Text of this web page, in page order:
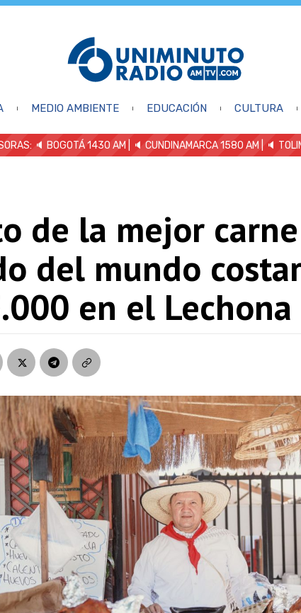
MEDIO AMBIENTE EDUCACIÓN CULTURA
🔈 BOGOTÁ 1430 AM | 🔈 CUNDINAMARCA 1580 AM | 🔈
de la mejor
del mundo
en el Lechona